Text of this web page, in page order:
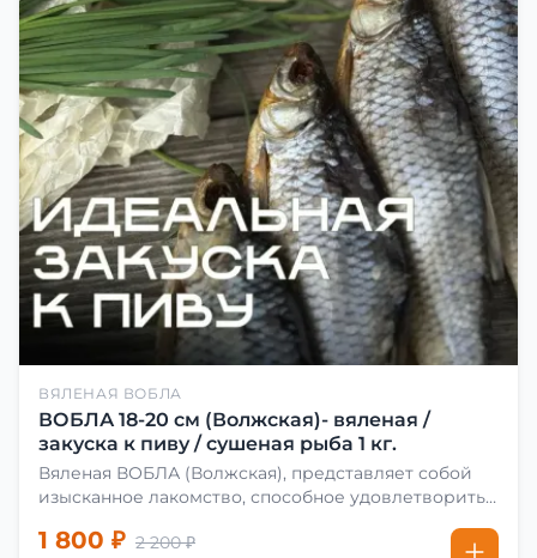
ВЯЛЕНАЯ ВОБЛА
ВОБЛА 18-20 см (Волжская)- вяленая /
закуска к пиву / сушеная рыба 1 кг.
Вяленая ВОБЛА (Волжская), представляет собой
изысканное лакомство, способное удовлетворить
сделать вяленую воблу, её сначала хорошо солят.
1 800 ₽ 2 200 ₽